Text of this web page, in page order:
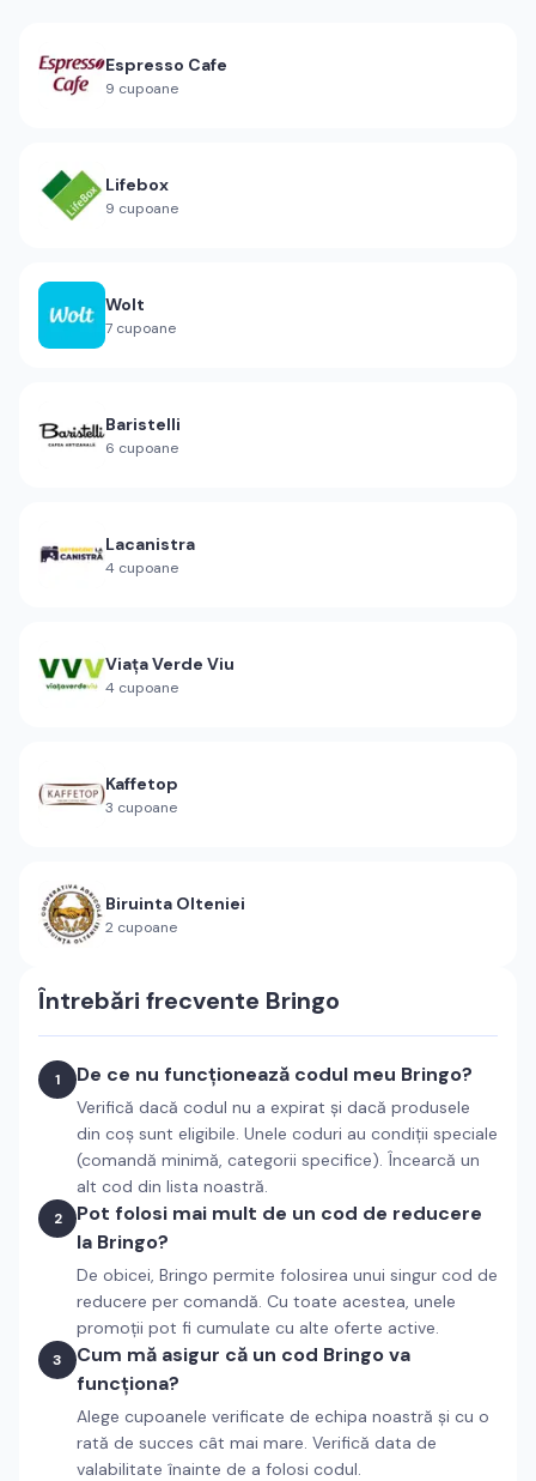
Espresso Cafe
9 cupoane
Lifebox
9 cupoane
Wolt
7 cupoane
Baristelli
6 cupoane
Lacanistra
4 cupoane
Viața Verde Viu
4 cupoane
Kaffetop
3 cupoane
Biruinta Olteniei
2 cupoane
Întrebări frecvente Bringo
1 De ce nu funcționează codul meu Bringo?
Verifică dacă codul nu a expirat și dacă produsele
din coș sunt eligibile. Unele coduri au condiții speciale
(comandă minimă, categorii specifice). Încearcă un
alt cod din lista noastră.
2
Pot folosi mai mult de un cod de reducere
la Bringo?
De obicei, Bringo permite folosirea unui singur cod de
reducere per comandă. Cu toate acestea, unele
promoții pot fi cumulate cu alte oferte active.
3
Cum mă asigur că un cod Bringo va
funcționa?
Alege cupoanele verificate de echipa noastră și cu o
rată de succes cât mai mare. Verifică data de
valabilitate înainte de a folosi codul.